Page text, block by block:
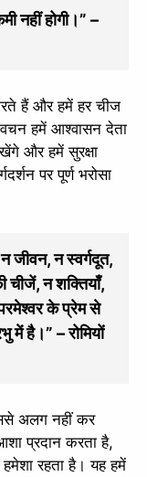
नहीं होगी।” –
हैं और हमें हर चीज
हमें आश्वासन देता
और हमें सुरक्षा
पर पूर्ण भरोसा
जीवन, न स्वर्गदूत,
चीजें, न शक्तियाँ,
के प्रेम से
में है।” – रोमियों
अलग नहीं कर
प्रदान करता है,
रहता है। यह हमें